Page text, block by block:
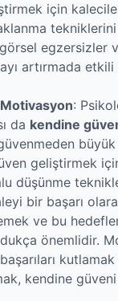
için
egzersizler
artırmada
:
da kendine
büyük
geliştirmek
düşünme
bir başarı
ve bu
önemlidir.
kendine güveni